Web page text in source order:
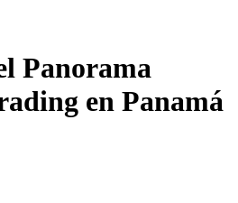
Panorama
en Panamá